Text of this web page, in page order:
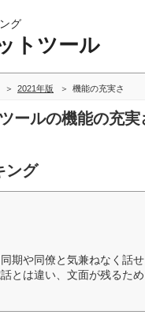
グ
トツール
2021年版 機能の充実さ
ールの機能の充
ング
期や同僚と気兼ねなく話
とは違い、文面が残るた